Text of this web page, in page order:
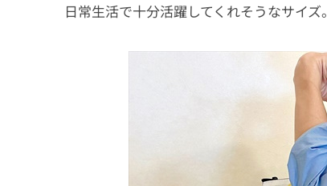
日常生活で十分活躍してくれそうなサイズ。